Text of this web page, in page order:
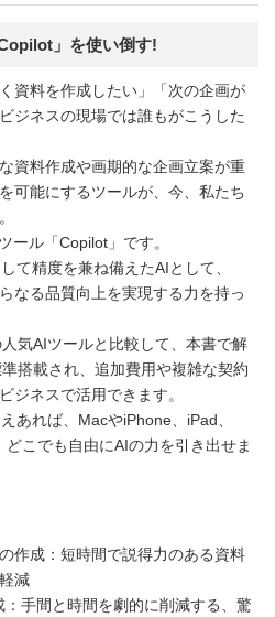
」を使い倒す!
資料を作成したい」「次の企画が
ネスの現場では誰もがこうした
資料作成や画期的な企画立案が重
可能にするツールが、今、私たち
ール「Copilot」です。
て精度を兼ね備えたAIとして、
なる品質向上を実現する力を持っ
気AIツールと比較して、本書で解
搭載され、追加費用や複雑な契約
ジネスで活用できます。
あれば、MacやiPhone、iPad、
こでも自由にAIの力を引き出せま
作成：短時間で説得力のある資料
減
：手間と時間を劇的に削減する、驚